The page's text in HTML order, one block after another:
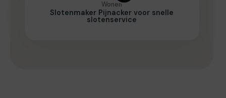
Wonen
Slotenmaker Pijnacker voor snelle
slotenservice